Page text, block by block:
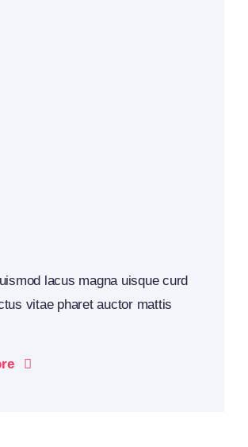
lacus magna uisque curd
vitae pharet auctor mattis